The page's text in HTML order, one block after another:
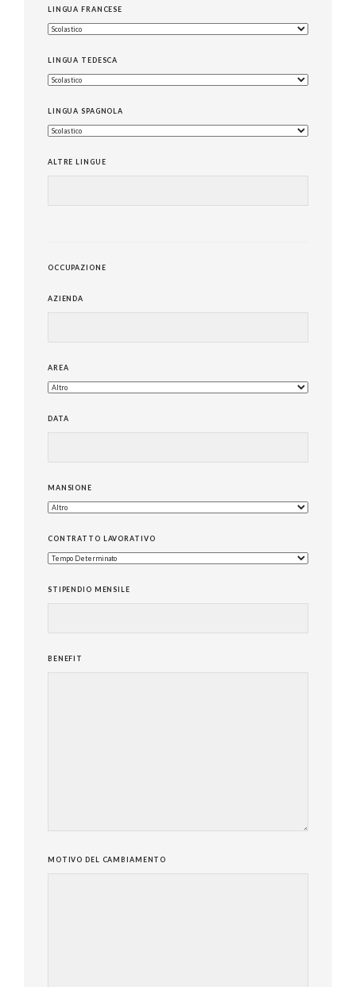
LINGUA FRANCESE
LINGUA TEDESCA
LINGUA SPAGNOLA
ALTRE LINGUE
OCCUPAZIONE
AZIENDA
AREA
DATA
MANSIONE
CONTRATTO LAVORATIVO
STIPENDIO MENSILE
BENEFIT
MOTIVO DEL CAMBIAMENTO